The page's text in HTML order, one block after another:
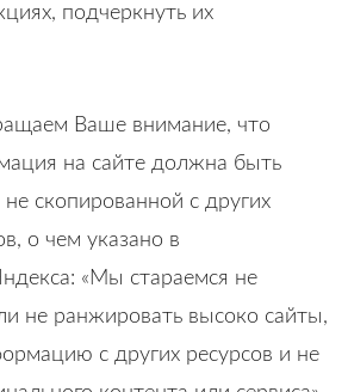
подчеркнуть их
Ваше внимание, что
на сайте должна быть
скопированной с других
о чем указано в
«Мы стараемся не
не ранжировать высоко сайты,
с других ресурсов и не